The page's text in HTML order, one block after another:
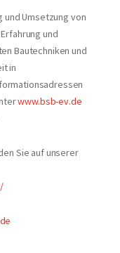
und Umsetzung von
und
Bautechniken und
in
www.bsb-ev.de
Sie auf unserer